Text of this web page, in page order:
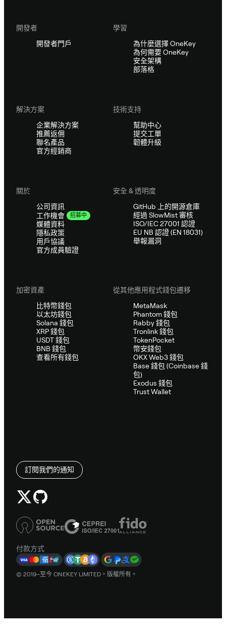
開發者
開發者門戶
學習
為什麼選擇 OneKey
為何需要 OneKey
安全架構
部落格
解決方案
企業解決方案
推薦返佣
聯名產品
官方經銷商
技術支持
幫助中心
提交工單
韌體升級
關於
公司資訊
工作機會
招募中
媒體資料
隱私政策
用戶協議
官方成員驗證
安全 & 透明度
GitHub 上的開源倉庫
經過 SlowMist 審核
ISO/IEC 27001 認證
EU NB 認證 (EN 18031)
舉報漏洞
加密資產
比特幣錢包
以太坊錢包
Solana 錢包
XRP 錢包
USDT 錢包
BNB 錢包
查看所有錢包
從其他應用程式錢包遷移
MetaMask
Phantom 錢包
Rabby 錢包
Tronlink 錢包
TokenPocket
幣安錢包
OKX Web3 錢包
Base 錢包 (Coinbase 錢
包)
Exodus 錢包
Trust Wallet
訂閱我們的通知
付款方式
© 2019–至今 ONEKEY LIMITED。版權所有。